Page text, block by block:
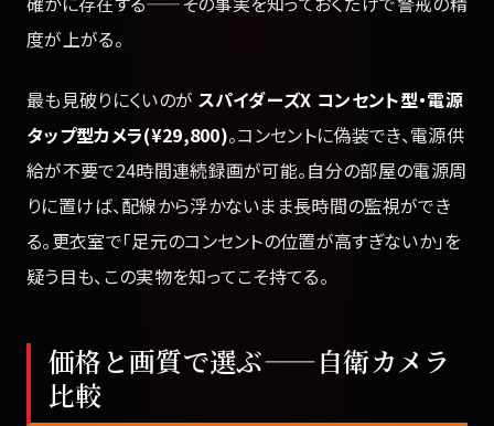
度が上がる。
最も見破りにくいのが スパイダーズX コンセント型・電源
タップ型カメラ(¥29,800)。コンセントに偽装でき、電源供
給が不要で24時間連続録画が可能。自分の部屋の電源周
りに置けば、配線から浮かないまま長時間の監視ができ
る。更衣室で「足元のコンセントの位置が高すぎないか」を
疑う目も、この実物を知ってこそ持てる。
価格と画質で選ぶ——自衛カメラ
比較